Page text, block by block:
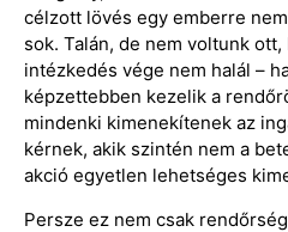
célzott lövés egy emberre
sok. Talán, de nem voltunk
intézkedés vége nem halál –
képzettebben kezelik a
mindenki kimenekítenek az
kérnek, akik szintén nem a
akció egyetlen lehetséges
Persze ez nem csak